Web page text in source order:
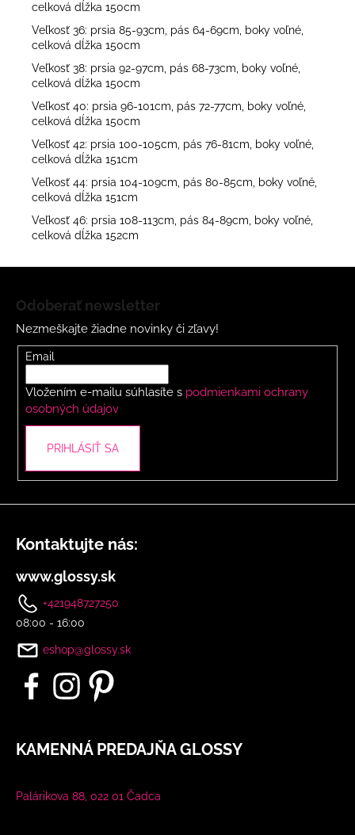
celková dĺžka 150cm
Veľkosť 36: prsia 85-93cm, pás 64-69cm, boky voľné,
celková dĺžka 150cm
Veľkosť 38: prsia 92-97cm, pás 68-73cm, boky voľné,
celková dĺžka 150cm
Veľkosť 40: prsia 96-101cm, pás 72-77cm, boky voľné,
celková dĺžka 150cm
Veľkosť 42: prsia 100-105cm, pás 76-81cm, boky voľné,
celková dĺžka 151cm
Veľkosť 44: prsia 104-109cm, pás 80-85cm, boky voľné,
celková dĺžka 151cm
Veľkosť 46: prsia 108-113cm, pás 84-89cm, boky voľné,
celková dĺžka 152cm
Odoberať newsletter
Nezmeškajte žiadne novinky či zľavy!
Email
Vložením e-mailu súhlasíte s podmienkami ochrany
osobných údajov
PRIHLÁSIŤ SA
Kontaktujte nás:
www.glossy.sk
+421948727250
08:00 - 16:00
eshop@glossy.sk
KAMENNÁ PREDAJŇA GLOSSY
Palárikova 88, 022 01 Čadca